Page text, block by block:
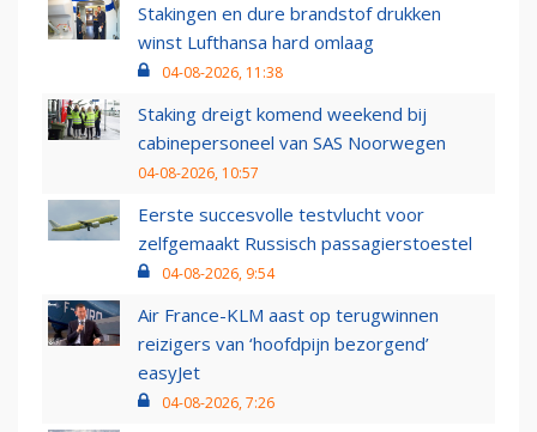
Stakingen en dure brandstof drukken
winst Lufthansa hard omlaag
04-08-2026, 11:38
Staking dreigt komend weekend bij
cabinepersoneel van SAS Noorwegen
04-08-2026, 10:57
Eerste succesvolle testvlucht voor
zelfgemaakt Russisch passagierstoestel
04-08-2026, 9:54
Air France-KLM aast op terugwinnen
reizigers van ‘hoofdpijn bezorgend’
easyJet
04-08-2026, 7:26